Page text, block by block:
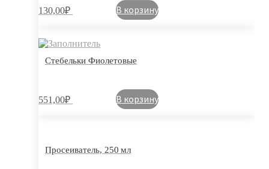
130,00₽ В корзину
Стебельки Фиолетовые
551,00₽ В корзину
Просеиватель, 250 мл